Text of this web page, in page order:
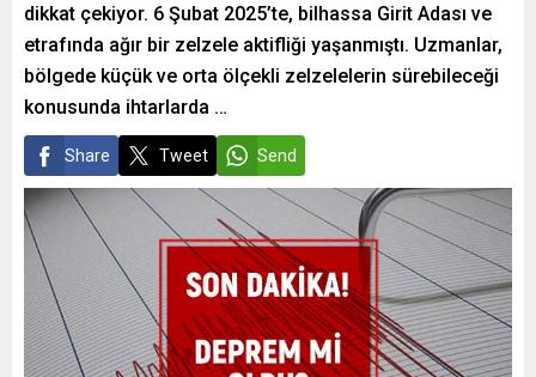
dikkat çekiyor. 6 Şubat 2025’te, bilhassa Girit Adası ve
etrafında ağır bir zelzele aktifliği yaşanmıştı. Uzmanlar,
bölgede küçük ve orta ölçekli zelzelelerin sürebileceği
konusunda ihtarlarda …
Share Tweet Send